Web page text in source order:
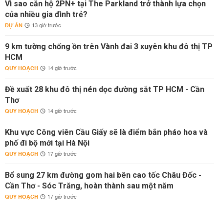
Vì sao căn hộ 2PN+ tại The Parkland trở thành lựa chọn
của nhiều gia đình trẻ?
DỰ ÁN 13 giờ trước
9 km tường chống ồn trên Vành đai 3 xuyên khu đô thị TP
HCM
QUY HOẠCH 14 giờ trước
Đề xuất 28 khu đô thị nén dọc đường sắt TP HCM - Cần
Thơ
QUY HOẠCH 14 giờ trước
Khu vực Công viên Cầu Giấy sẽ là điểm bắn pháo hoa và
phố đi bộ mới tại Hà Nội
QUY HOẠCH 17 giờ trước
Bổ sung 27 km đường gom hai bên cao tốc Châu Đốc -
Cần Thơ - Sóc Trăng, hoàn thành sau một năm
QUY HOẠCH 17 giờ trước